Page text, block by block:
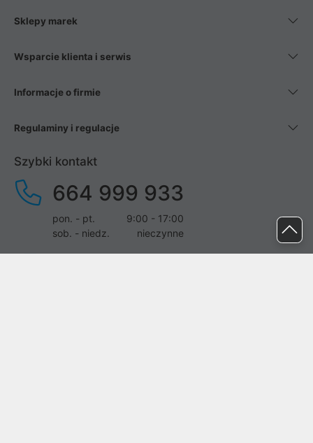
Sklepy marek
Wsparcie klienta i serwis
Informacje o firmie
Regulaminy i regulacje
Szybki kontakt
664 999 933
pon. - pt.
9:00 - 17:00
sob. - niedz.
nieczynne